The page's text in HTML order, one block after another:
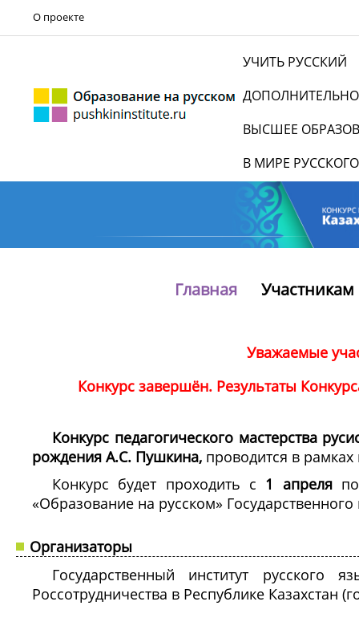
О проекте
УЧИТЬ РУССКИЙ
ВЫСШЕЕ
В МИРЕ
Главная Участникам
Уважаемые
Конкурс завершён. Результаты
Конкурс педагогического мастерства
рождения А.С. Пушкина, проводится в
Конкурс будет проходить с 1 апреля
«Образование на русском»
Организаторы
Государственный институт
Россотрудничества в Республике Казахстан